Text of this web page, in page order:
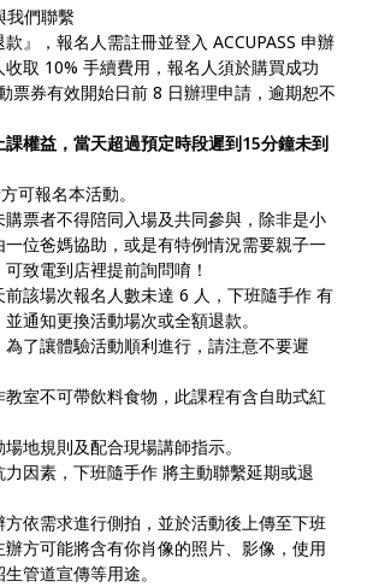
我們聯繫
』，報名人需註冊並登入 ACCUPASS 申辦
取 10% 手續費用，報名人須於購買成功
票券有效開始日前 8 日辦理申請，逾期恕不
權益，當天超過預定時段遲到15分鐘未到
可報名本活動。
購票者不得陪同入場及共同參與，除非是小
位爸媽協助，或是有特例情況需要親子一
致電到店裡提前詢問唷！
前該場次報名人數未達 6 人，下班隨手作 有
通知更換活動場次或全額退款。
為了讓體驗活動順利進行，請注意不要遲
教室不可帶飲料食物，此課程有含自助式紅
地規則及配合現場講師指示。
力因素，下班隨手作 將主動聯繫延期或退
方依需求進行側拍，並於活動後上傳至下班
方可能將含有你肖像的照片、影像，使用
管道宣傳等用途。